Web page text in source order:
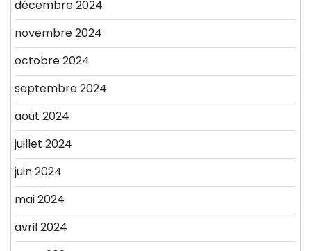
décembre 2024
novembre 2024
octobre 2024
septembre 2024
août 2024
juillet 2024
juin 2024
mai 2024
avril 2024